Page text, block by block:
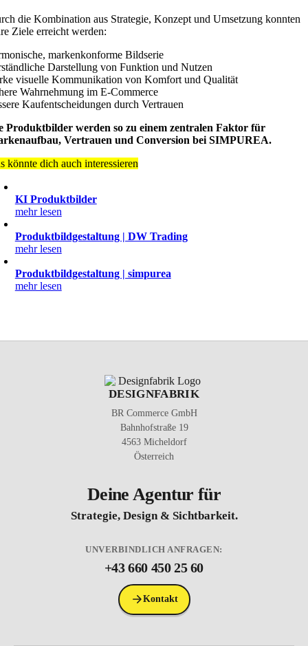
die Kombination aus Strategie, Konzept und Umsetzung konnten
Ziele erreicht werden:
markenkonforme Bildserie
Darstellung von Funktion und Nutzen
visuelle Kommunikation von Komfort und Qualität
Wahrnehmung im E-Commerce
Kaufentscheidungen durch Vertrauen
Produktbilder werden so zu einem zentralen Faktor für
Vertrauen und Conversion bei SIMPUREA.
könnte dich auch interessieren
KI Produktbilder
mehr lesen
Produktbildgestaltung | DW Trading
mehr lesen
Produktbildgestaltung | simpurea
mehr lesen
DESIGNFABRIK
BR Commerce GmbH
Bahnhofstraße 19
4563 Micheldorf
Österreich
Deine Agentur für
Strategie, Design & Sichtbarkeit.
UNVERBINDLICH ANFRAGEN:
+43 660 450 25 60
Kontakt